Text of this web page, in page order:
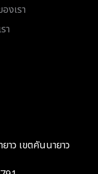
งเรา
า
ว เขตคันนายาว